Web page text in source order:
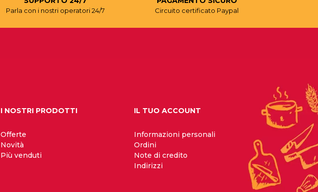
Parla con i nostri operatori 24/7 Circuito certificato Paypal
I NOSTRI PRODOTTI
Offerte
Novità
Più venduti
IL TUO ACCOUNT
Informazioni personali
Ordini
Note di credito
Indirizzi